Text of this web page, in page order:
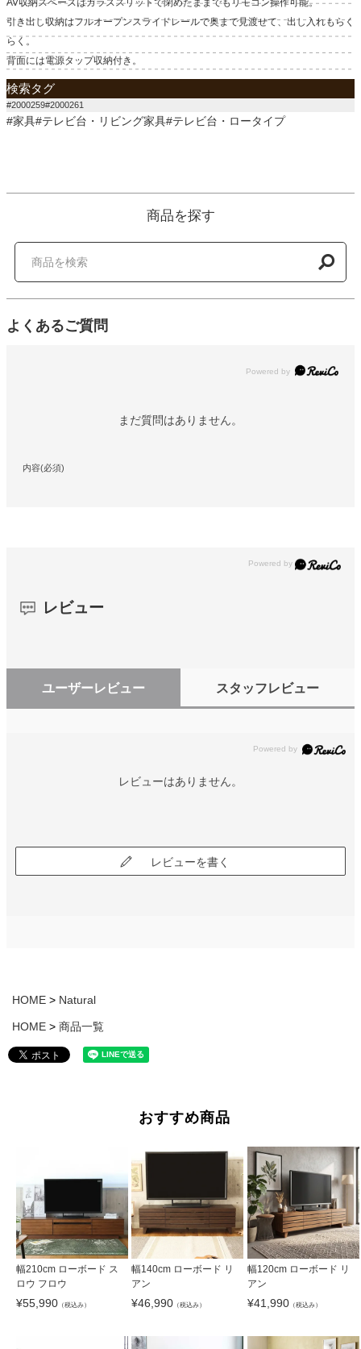
引き出し収納はフルオープンスライドレールで奥まで見渡せて、出し入れもらく
らく。
背面には電源タップ収納付き。
検索タグ
#2000259#2000261
#家具#テレビ台・リビング家具#テレビ台・ロータイプ
商品を探す
よくあるご質問
Powered by
まだ質問はありません。
内容(必須)
レビュー
ユーザーレビュー スタッフレビュー
レビューはありません。
レビューを書く
HOME Natural
HOME 商品一覧
おすすめ商品
幅210cm ローボード ス
ロウ フロウ
¥55,990 （税込み）
幅140cm ローボード リ
アン
¥46,990 （税込み）
幅120cm ローボード リ
アン
¥41,990（税込み）